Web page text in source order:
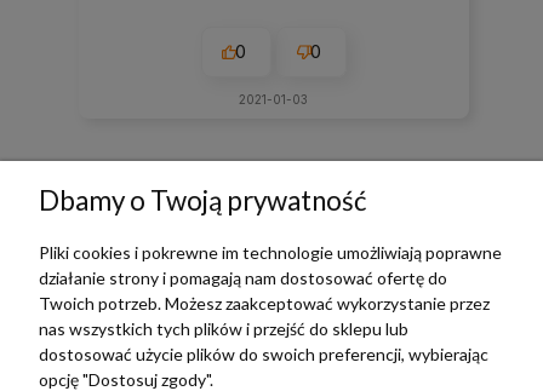
0 0
2021-01-03
TERRADECO
BAZA WIEDZY
Dbamy o Twoją prywatność
Pliki cookies i pokrewne im technologie umożliwiają poprawne
działanie strony i pomagają nam dostosować ofertę do
Twoich potrzeb. Możesz zaakceptować wykorzystanie przez
nas wszystkich tych plików i przejść do sklepu lub
dostosować użycie plików do swoich preferencji, wybierając
opcję "Dostosuj zgody".